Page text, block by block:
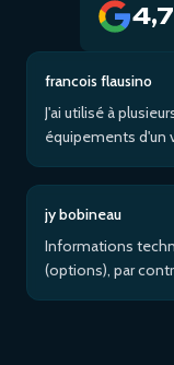
4,7
francois flausino
J'ai utilisé à
équipements d'un
ensuite pour
Apple …Plus
jy bobineau
Informations
(options), par